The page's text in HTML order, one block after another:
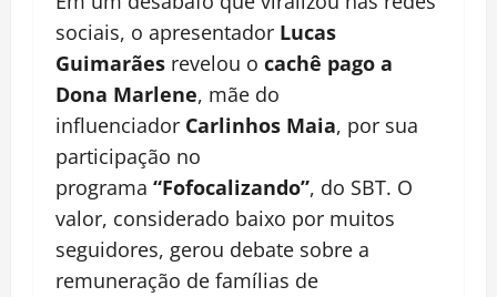
sociais, o apresentador Lucas
Guimarães revelou o cachê pago a
Dona Marlene, mãe do
influenciador Carlinhos Maia, por sua
participação no
programa “Fofocalizando”, do SBT. O
valor, considerado baixo por muitos
seguidores, gerou debate sobre a
remuneração de famílias de